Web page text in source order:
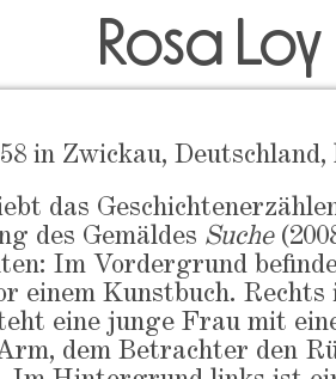
Rosa Loy
in Zwickau,
das
des Gemäldes Suche
Im Vordergrund
einem Kunstbuch. Rechts
eine junge Frau mit
dem Betrachter den